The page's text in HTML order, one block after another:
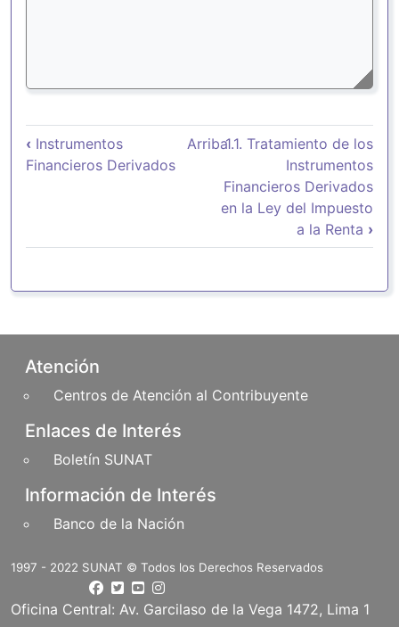
Enlaces transversales de Book
‹ Instrumentos
Financieros Derivados
Arriba1.1. Tratamiento de los
Instrumentos
Financieros Derivados
en la Ley del Impuesto
a la Renta ›
Pie de página
Atención
Centros de Atención al Contribuyente
Enlaces de Interés
Boletín SUNAT
Información de Interés
Banco de la Nación
1997 - 2022 SUNAT © Todos los Derechos Reservados
Oficina Central: Av. Garcilaso de la Vega 1472, Lima 1